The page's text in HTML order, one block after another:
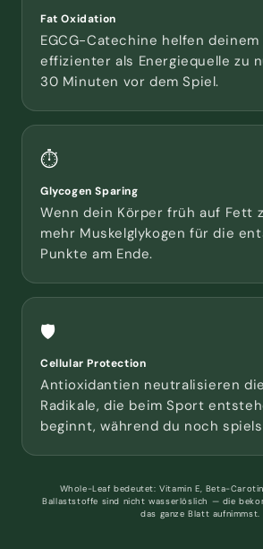
Fat Oxidation
EGCG-Catechine helfen
effizienter als Energiequelle zu
30 Minuten vor dem Spiel.
⏱
Glycogen Sparing
Wenn dein Körper früh auf Fett
mehr Muskelglykogen für die
Punkte am Ende.
🛡
Cellular Protection
Antioxidantien neutralisieren
Radikale, die beim Sport
beginnt, während du noch
Whole-Leaf bedeutet: Vitamin E, Beta-
Ballaststoffe sind nicht wasserlöslich — die
das ganze Blatt aufnimmst.